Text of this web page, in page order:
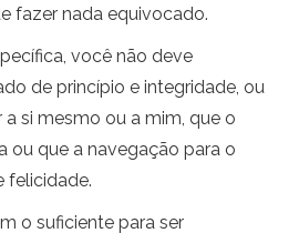
fazer nada equivocado.
você não deve
de princípio e integridade, ou
si mesmo ou a mim, que o
ou que a navegação para o
felicidade.
o suficiente para ser